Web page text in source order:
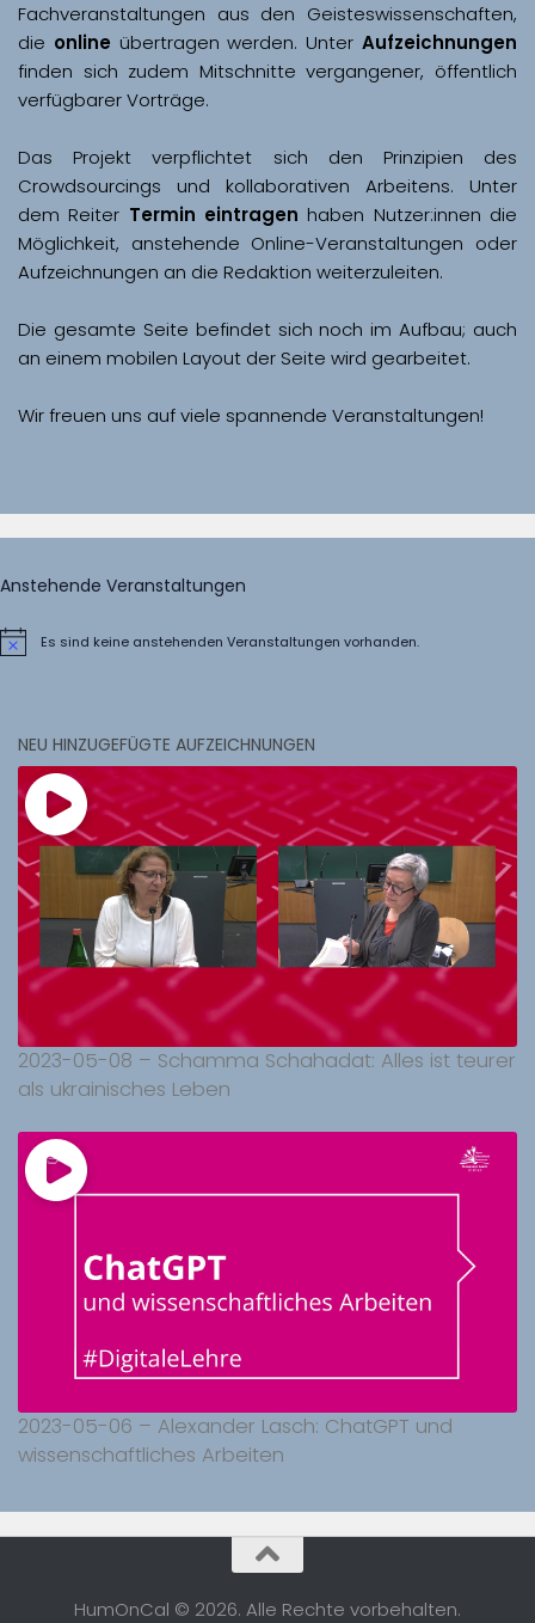
Fachveranstaltungen aus den Geisteswissenschaften,
die online übertragen werden. Unter Aufzeichnungen
finden sich zudem Mitschnitte vergangener, öffentlich
Das Projekt verpflichtet sich den Prinzipien des
Crowdsourcings und kollaborativen Arbeitens. Unter
dem Reiter Termin eintragen haben Nutzer:innen die
Möglichkeit, anstehende Online-Veranstaltungen oder
Aufzeichnungen an die Redaktion weiterzuleiten.
Die gesamte Seite befindet sich noch im Aufbau; auch
Wir freuen uns auf viele spannende Veranstaltungen!
Anstehende Veranstaltungen
HinweisEs sind keine anstehenden Veranstaltungen vorhanden.
NEU HINZUGEFÜGTE AUFZEICHNUNGEN
2023-05-08 – Schamma Schahadat: Alles ist teurer
als ukrainisches Leben
2023-05-06 – Alexander Lasch: ChatGPT und
wissenschaftliches Arbeiten
HumOnCal © 2026. Alle Rechte vorbehalten.